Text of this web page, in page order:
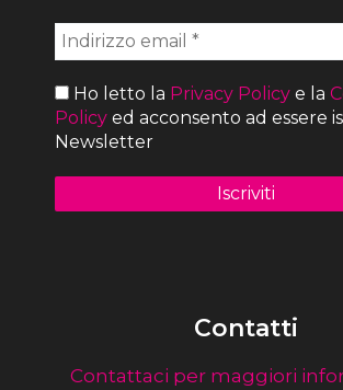
Ho letto la Privacy Policy e la
Policy ed acconsento ad essere
Newsletter
Contatti
Contattaci per maggiori